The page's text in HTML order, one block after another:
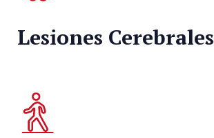
Lesiones Cerebrales